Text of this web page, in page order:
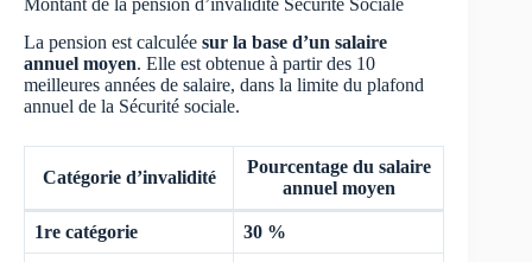
La pension est calculée sur la base d’un salaire
annuel moyen. Elle est obtenue à partir des 10
meilleures années de salaire, dans la limite du plafond
annuel de la Sécurité sociale.
Catégorie d’invalidité
Pourcentage du salaire
annuel moyen
1re catégorie 30 %